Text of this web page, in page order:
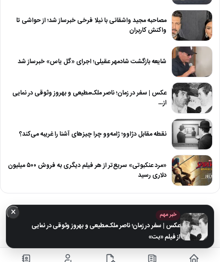
مصاحبه مجید واشقانی با نیلا فرخی خبرساز شد؛ از حواشی تا
واکنش کاربران
شایعه بازگشت شادمهر عقیلی؛ اجرای «گل یاس» خبرساز شد
عکس | سفر در زمان؛ ناصر ملک‌مطیعی و بهروز وثوقی در نمایی
از…
نقطه مقابل دژاوو؛ ژامه‌وو چرا چیزهای آشنا را غریبه می‌کند؟
«مرد عنکبوتی» سریع‌تر از هر فیلم دیگری به فروش ۵۰۰ میلیون
دلاری رسید
× خبر مهم
عکس | سفر در زمان؛ ناصر ملک‌مطیعی و بهروز وثوقی در نمایی
از فیلم «بت»